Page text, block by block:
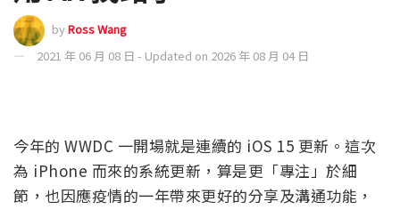
byRoss Wang
2021 年 06 月 08 日 - Updated on 2026 年 08 月 04 日
今年的 WWDC 一開場就是連續的 iOS 15 更新。這次
為 iPhone 而來的系統更新，算是更「專注」於細
節，也因應疫情的一年帶來更好的分享及溝通功能，